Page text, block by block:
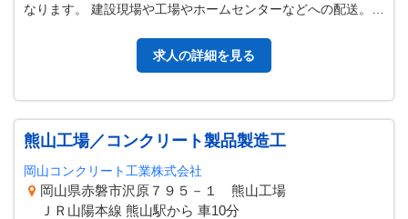
なります。 建設現場や工場やホームセンターなどへの配送。
求人の詳細を見る
熊山工場／コンクリート製品製造工
岡山コンクリート工業株式会社
岡山県赤磐市沢原７９５－１ 熊山工場
ＪＲ山陽本線 熊山駅から 車10分